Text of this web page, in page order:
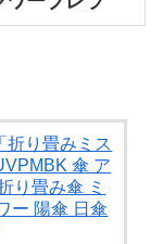
折り畳みミス
傘 ア
り畳み傘 ミ
ー 陽傘 日傘